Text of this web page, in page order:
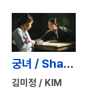
궁녀 / Shadows in the Palace
김미정 / KIM